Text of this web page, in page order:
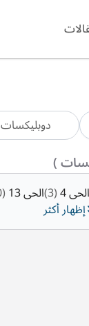
دوبليكسات
إظهار أكثر
الحى 4 (3) الحى 13 (10)